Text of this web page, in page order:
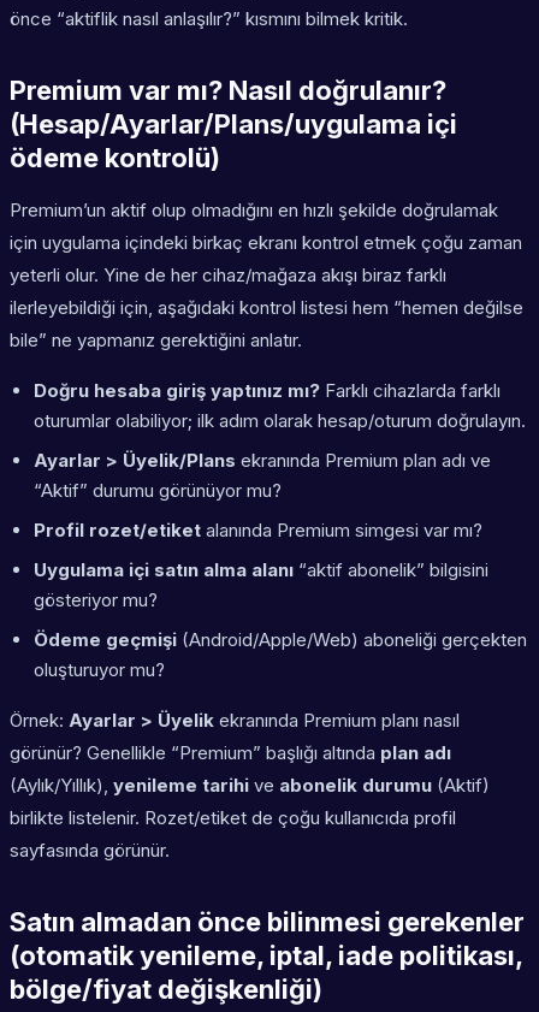
önce “aktiflik nasıl anlaşılır?” kısmını bilmek kritik.
Premium var mı? Nasıl doğrulanır?
(Hesap/Ayarlar/Plans/uygulama içi
ödeme kontrolü)
Premium’un aktif olup olmadığını en hızlı şekilde doğrulamak
için uygulama içindeki birkaç ekranı kontrol etmek çoğu zaman
yeterli olur. Yine de her cihaz/mağaza akışı biraz farklı
ilerleyebildiği için, aşağıdaki kontrol listesi hem “hemen değilse
bile” ne yapmanız gerektiğini anlatır.
Doğru hesaba giriş yaptınız mı? Farklı cihazlarda farklı
oturumlar olabiliyor; ilk adım olarak hesap/oturum doğrulayın.
Ayarlar > Üyelik/Plans ekranında Premium plan adı ve
“Aktif” durumu görünüyor mu?
Profil rozet/etiket alanında Premium simgesi var mı?
Uygulama içi satın alma alanı “aktif abonelik” bilgisini
gösteriyor mu?
Ödeme geçmişi (Android/Apple/Web) aboneliği gerçekten
oluşturuyor mu?
Örnek: Ayarlar > Üyelik ekranında Premium planı nasıl
görünür? Genellikle “Premium” başlığı altında plan adı
(Aylık/Yıllık), yenileme tarihi ve abonelik durumu (Aktif)
birlikte listelenir. Rozet/etiket de çoğu kullanıcıda profil
sayfasında görünür.
Satın almadan önce bilinmesi gerekenler
(otomatik yenileme, iptal, iade politikası,
bölge/fiyat değişkenliği)